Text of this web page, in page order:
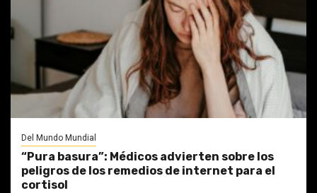
Del Mundo Mundial
“Pura basura”: Médicos advierten sobre los
peligros de los remedios de internet para el
cortisol